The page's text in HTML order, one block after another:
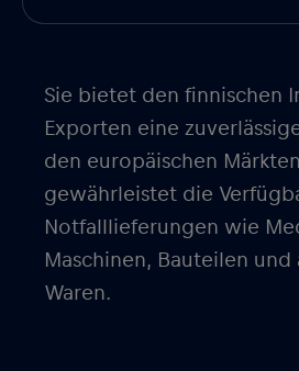
Sie bietet den finnischen
Exporten eine
den europäischen
gewährleistet die
Notfalllieferungen wie
Maschinen, Bauteilen und
Waren.